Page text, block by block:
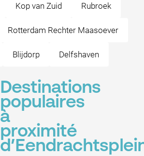
Kop van Zuid Rubroek
Rotterdam Rechter Maasoever
Blijdorp Delfshaven
Destinations
populaires
à
proximité